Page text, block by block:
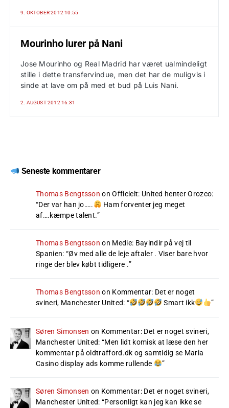
9. OKTOBER 2012 10:55
Mourinho lurer på Nani
Jose Mourinho og Real Madrid har været ualmindeligt
stille i dette transfervindue, men det har de muligvis i
sinde at lave om på med et bud på Luis Nani.
2. AUGUST 2012 16:31
Seneste kommentarer
Thomas Bengtsson onOfficielt: United henter Orozco:
“Der var han jo…..
Ham forventer jeg meget
af….kæmpe talent.”
Thomas Bengtsson on Medie: Bayindir på vej til
Spanien: “Øv med alle de leje aftaler . Viser bare hvor
ringe der blev købt tidligere .”
Thomas Bengtsson on Kommentar: Det er noget
svineri, Manchester United: “ Smart ikk ”
Søren Simonsen on Kommentar: Det er noget svineri,
Manchester United: “Men lidt komisk at læse den her
kommentar på oldtrafford.dk og samtidig se Maria
Casino display ads komme rullende
”
Søren Simonsen on Kommentar: Det er noget svineri,
Manchester United: “Personligt kan jeg kan ikke se